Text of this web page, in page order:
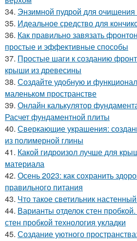
34. Энзимной пудрой для очищения
35. Идеальное средство для
36. Как правильно завязать
простые и эффективные способы
37. Простые шаги к созданию
крыши из древесины
38. Создайте удобную и
маленьком пространстве
39. Онлайн калькулятор
Расчет фундаментной плиты
40. Сверкающие украшения:
из полимерной глины
41. Какой гидроизол лучше для
материала
42. Осень 2023: как сохранить
правильного питания
43. Что такое светильник
44. Варианты отделок стен
стен пробкой технология укладки
45. Создание уютного